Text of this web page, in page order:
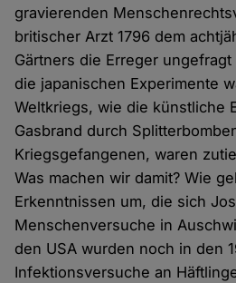
gravierenden
britischer Arzt 1796 dem
Gärtners die Erreger
die japanischen Experimente
Weltkriegs, wie die künstliche
Gasbrand durch
Kriegsgefangenen, waren
Was machen wir damit? Wie
Erkenntnissen um, die sich
Menschenversuche in
den USA wurden noch in den
Infektionsversuche an